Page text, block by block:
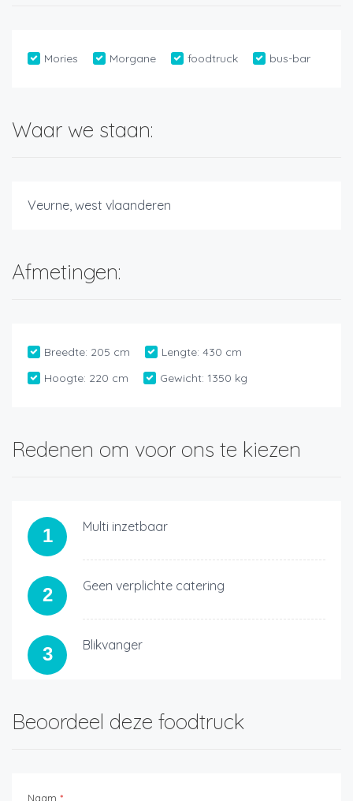
Mories Morgane foodtruck bus-bar
Waar we staan:
Veurne, west vlaanderen
Afmetingen:
Breedte: 205 cm Lengte: 430 cm
Hoogte: 220 cm Gewicht: 1350 kg
Redenen om voor ons te kiezen
1 Multi inzetbaar
2 Geen verplichte catering
3 Blikvanger
Beoordeel deze foodtruck
Naam *